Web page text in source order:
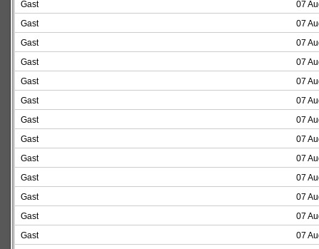
Gast
07
Gast
07
Gast
07
Gast
07
Gast
07
Gast
07
Gast
07
Gast
07
Gast
07
Gast
07
Gast
07
Gast
07
Gast
07